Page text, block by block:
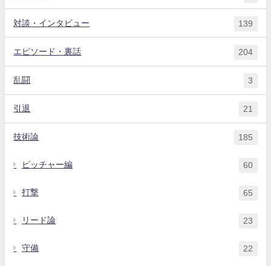
対談・インタビュー 139
エピソード・裏話 204
乱闘 3
引退 21
技術論 185
ピッチャー編 60
打撃 65
リード論 23
守備 22